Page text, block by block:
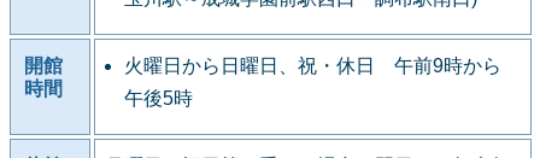
開館
時間
火曜日から日曜日、祝・休日 午前9時から
午後5時